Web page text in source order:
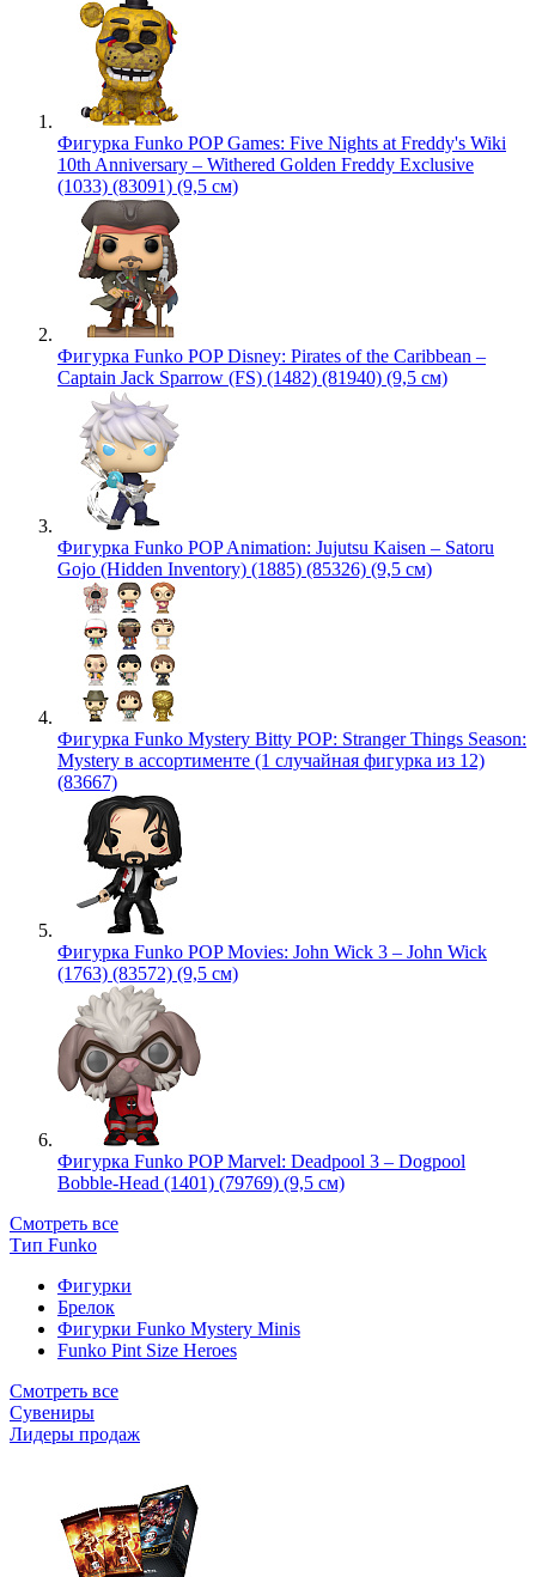
Фигурка Funko POP Games: Five Nights at Freddy's Wiki
10th Anniversary – Withered Golden Freddy Exclusive
(1033) (83091) (9,5 см)
Фигурка Funko POP Disney: Pirates of the Caribbean –
Captain Jack Sparrow (FS) (1482) (81940) (9,5 см)
Фигурка Funko POP Animation: Jujutsu Kaisen – Satoru
Gojo (Hidden Inventory) (1885) (85326) (9,5 см)
Фигурка Funko Mystery Bitty POP: Stranger Things Season:
Mystery в ассортименте (1 случайная фигурка из 12)
(83667)
Фигурка Funko POP Movies: John Wick 3 – John Wick
(1763) (83572) (9,5 см)
Фигурка Funko POP Marvel: Deadpool 3 – Dogpool
Bobble-Head (1401) (79769) (9,5 см)
Смотреть все
Тип Funko
Фигурки
Брелок
Фигурки Funko Mystery Minis
Funko Pint Size Heroes
Смотреть все
Сувениры
Лидеры продаж